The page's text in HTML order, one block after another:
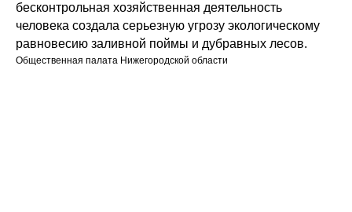
бесконтрольная хозяйственная деятельность
человека создала серьезную угрозу экологическому
равновесию заливной поймы и дубравных лесов.
Общественная палата Нижегородской области